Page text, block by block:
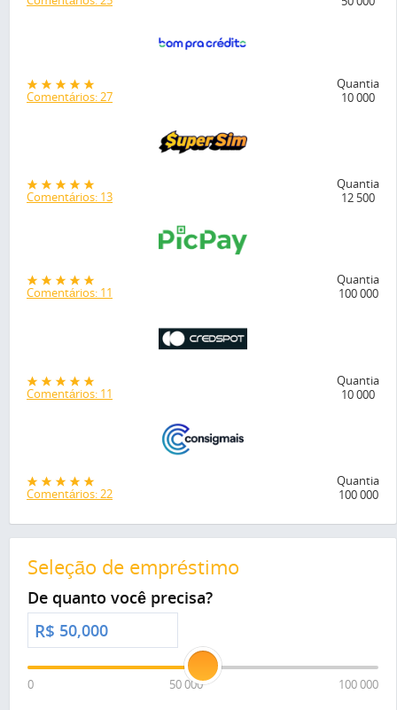
Comentários: 27
Quantia
10 000
Comentários: 13
Quantia
12 500
Comentários: 11
Quantia
100 000
Comentários: 11
Quantia
10 000
Comentários: 22
Quantia
100 000
Seleção de empréstimo
De quanto você precisa?
R$
0 50 000 100 000